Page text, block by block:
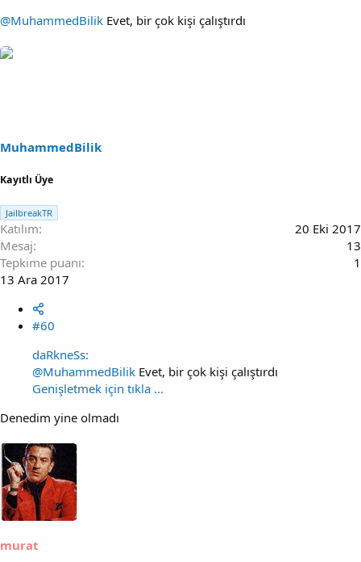
@MuhammedBilik Evet, bir çok kişi çalıştırdı
MuhammedBilik
Kayıtlı Üye
JailbreakTR
Katılım
20 Eki 2017
Mesaj
13
Tepkime puanı
1
13 Ara 2017
#60
daRkneSs:
@MuhammedBilik Evet, bir çok kişi çalıştırdı
Genişletmek için tıkla ...
Denedim yine olmadı
murat